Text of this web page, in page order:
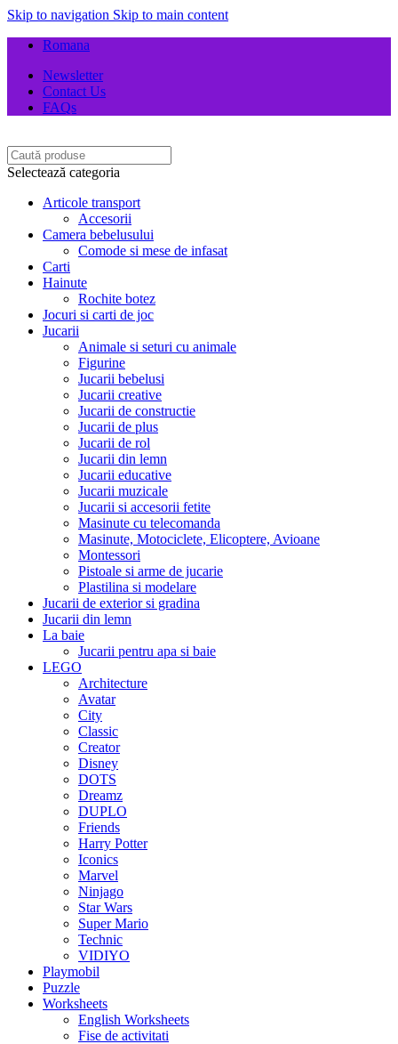
Skip to navigation Skip to main content
Romana
Newsletter
Contact Us
FAQs
Selectează categoria
Articole transport
Accesorii
Camera bebelusului
Comode si mese de infasat
Carti
Hainute
Rochite botez
Jocuri si carti de joc
Jucarii
Animale si seturi cu animale
Figurine
Jucarii bebelusi
Jucarii creative
Jucarii de constructie
Jucarii de plus
Jucarii de rol
Jucarii din lemn
Jucarii educative
Jucarii muzicale
Jucarii si accesorii fetite
Masinute cu telecomanda
Masinute, Motociclete, Elicoptere, Avioane
Montessori
Pistoale si arme de jucarie
Plastilina si modelare
Jucarii de exterior si gradina
Jucarii din lemn
La baie
Jucarii pentru apa si baie
LEGO
Architecture
Avatar
City
Classic
Creator
Disney
DOTS
Dreamz
DUPLO
Friends
Harry Potter
Iconics
Marvel
Ninjago
Star Wars
Super Mario
Technic
VIDIYO
Playmobil
Puzzle
Worksheets
English Worksheets
Fise de activitati